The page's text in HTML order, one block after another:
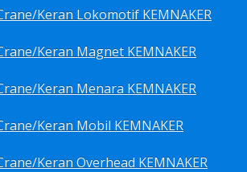
Keran Lokomotif KEMNAKER
Keran Magnet KEMNAKER
Keran Menara KEMNAKER
Keran Mobil KEMNAKER
Keran Overhead KEMNAKER